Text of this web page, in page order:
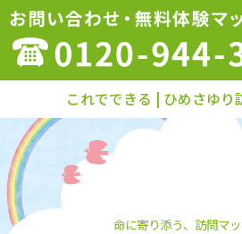
これでできる | ひめさゆり
命に寄り添う、訪問マッ